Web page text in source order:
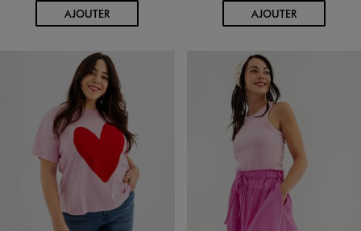
AJOUTERAU PANIER AJOUTERAU PANIER